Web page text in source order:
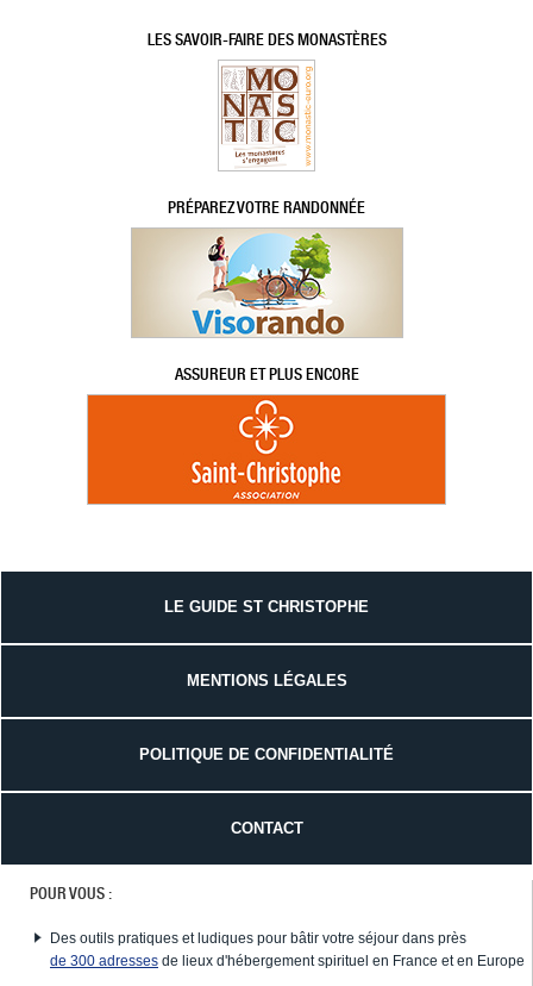
LES SAVOIR-FAIRE DES MONASTÈRES
PRÉPAREZ VOTRE RANDONNÉE
ASSUREUR ET PLUS ENCORE
LE GUIDE ST CHRISTOPHE
MENTIONS LÉGALES
POLITIQUE DE CONFIDENTIALITÉ
CONTACT
POUR VOUS :
Des outils pratiques et ludiques pour bâtir votre séjour dans près
de 300 adresses de lieux d'hébergement spirituel en France et en Europe